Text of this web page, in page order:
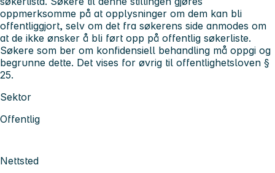
oppmerksomme på at opplysninger om dem kan bli
offentliggjort, selv om det fra søkerens side anmodes om
at de ikke ønsker å bli ført opp på offentlig søkerliste.
Søkere som ber om konfidensiell behandling må oppgi og
begrunne dette. Det vises for øvrig til offentlighetsloven §
25.
Sektor
Offentlig
Nettsted